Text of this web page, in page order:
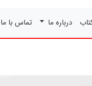
درباره ما تماس با